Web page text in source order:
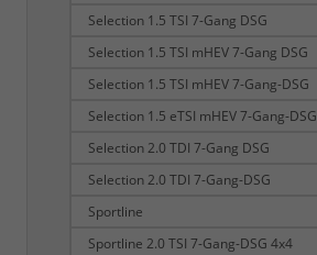
Selection 1.5 TSI 7-Gang DSG
Selection 1.5 TSI mHEV 7-Gang DSG
Selection 1.5 TSI mHEV 7-Gang-DSG
Selection 1.5 eTSI mHEV 7-Gang-DSG
Selection 2.0 TDI 7-Gang DSG
Selection 2.0 TDI 7-Gang-DSG
Sportline
Sportline 2.0 TSI 7-Gang-DSG 4x4